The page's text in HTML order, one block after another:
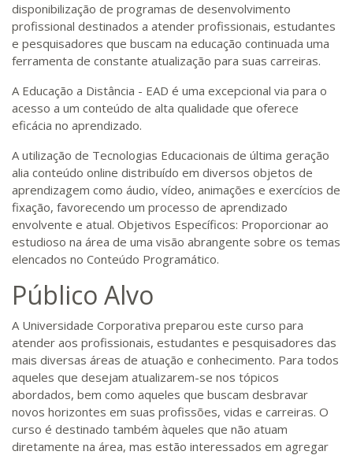
disponibilização de programas de desenvolvimento
profissional destinados a atender profissionais, estudantes
e pesquisadores que buscam na educação continuada uma
ferramenta de constante atualização para suas carreiras.
A Educação a Distância - EAD é uma excepcional via para o
acesso a um conteúdo de alta qualidade que oferece
eficácia no aprendizado.
A utilização de Tecnologias Educacionais de última geração
alia conteúdo online distribuído em diversos objetos de
aprendizagem como áudio, vídeo, animações e exercícios de
fixação, favorecendo um processo de aprendizado
envolvente e atual. Objetivos Específicos: Proporcionar ao
estudioso na área de uma visão abrangente sobre os temas
elencados no Conteúdo Programático.
Público Alvo
A Universidade Corporativa preparou este curso para
atender aos profissionais, estudantes e pesquisadores das
mais diversas áreas de atuação e conhecimento. Para todos
aqueles que desejam atualizarem-se nos tópicos
abordados, bem como aqueles que buscam desbravar
novos horizontes em suas profissões, vidas e carreiras. O
curso é destinado também àqueles que não atuam
diretamente na área, mas estão interessados em agregar